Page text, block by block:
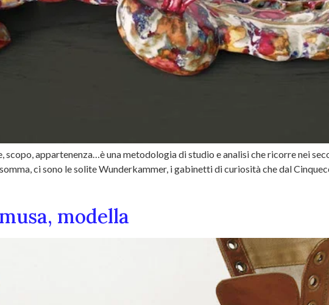
appartenenza…è una metodologia di studio e analisi che ricorre nei
ci sono le solite Wunderkammer, i gabinetti di curiosità che dal
modella